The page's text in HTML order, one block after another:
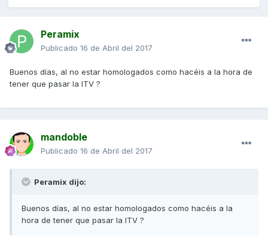
Peramix
Publicado 16 de Abril del 2017
Buenos días, al no estar homologados como hacéis a la hora de
tener que pasar la ITV ?
mandoble
Publicado 16 de Abril del 2017
Peramix dijo:
Buenos días, al no estar homologados como hacéis a la
hora de tener que pasar la ITV ?